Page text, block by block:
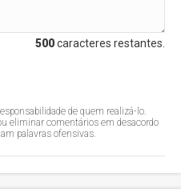
500caracteres restantes.
de quem realizá-lo.
eliminar comentários em desacordo
palavras ofensivas.